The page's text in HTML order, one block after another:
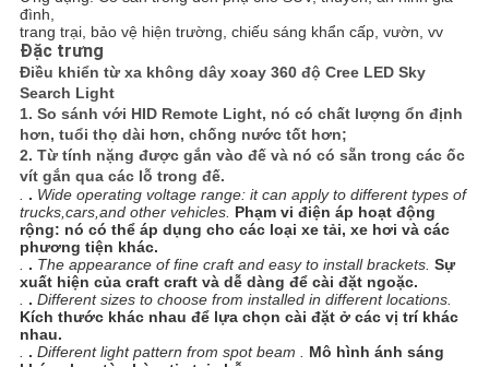
đình,
trang trại, bảo vệ hiện trường, chiếu sáng khẩn cấp, vườn, vv
Đặc trưng
Điều khiển từ xa không dây xoay 360 độ Cree LED Sky
Search Light
1. So sánh với HID Remote Light, nó có chất lượng ổn định
hơn, tuổi thọ dài hơn, chống nước tốt hơn;
2. Từ tính nặng được gắn vào đế và nó có sẵn trong các ốc
vít gắn qua các lỗ trong đế.
. . Wide operating voltage range: it can apply to different types of
trucks,cars,and other vehicles. Phạm vi điện áp hoạt động
rộng: nó có thể áp dụng cho các loại xe tải, xe hơi và các
phương tiện khác.
. . The appearance of fine craft and easy to install brackets. Sự
xuất hiện của craft craft và dễ dàng để cài đặt ngoặc.
. . Different sizes to choose from installed in different locations.
Kích thước khác nhau để lựa chọn cài đặt ở các vị trí khác
nhau.
. . Different light pattern from spot beam . Mô hình ánh sáng